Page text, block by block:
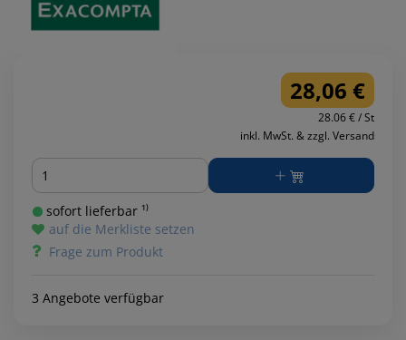
28,06 €
28.06 € / St
inkl. MwSt. & zzgl. Versand
Menge
sofort lieferbar ¹⁾
auf die Merkliste setzen
Frage zum Produkt
3 Angebote verfügbar